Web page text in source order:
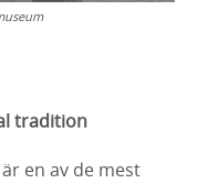
tradition
är en av de mest